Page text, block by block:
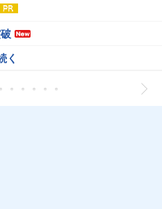
く